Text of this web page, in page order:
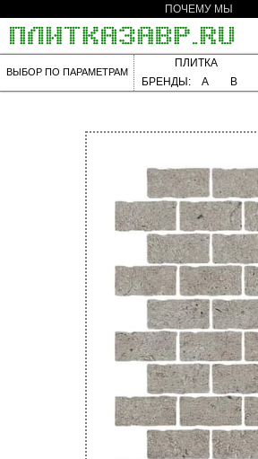
ПОЧЕМУ МЫ
ВЫБОР ПО ПАРАМЕТРАМ
ПЛИТКА
БРЕНДЫ:
A B